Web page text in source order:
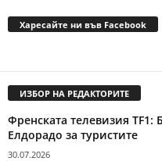
Харесайте ни във Facebook
ИЗБОР НА РЕДАКТОРИТЕ
Френската телевизия TF1:
Елдорадо за туристите
30.07.2026